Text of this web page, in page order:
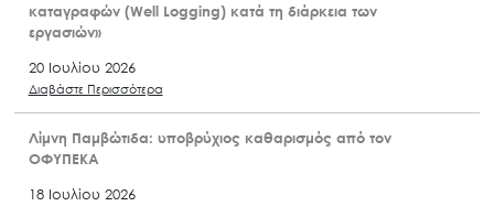
καταγραφών (Well Logging) κατά τη διάρκεια των
εργασιών»
20 Ιουλίου 2026
Διαβάστε Περισσότερα
Λίμνη Παμβώτιδα: υποβρύχιος καθαρισμός από τον
ΟΦΥΠΕΚΑ
18 Ιουλίου 2026